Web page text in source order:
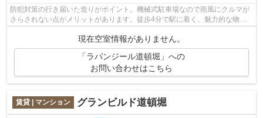
防犯対策の行き届いた造りがポイント。機械式駐車場なので雨風にクルマが
さらされない点がメリットがあります。徒歩4分で駅に着く、魅力的な物件
現在空室情報がありません。
「ラパンジール道頓堀」への
お問い合わせはこちら
賃貸 | マンション グランビルド道頓堀